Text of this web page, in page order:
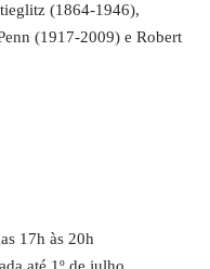
(1864-1946),
(1917-2009) e Robert
17h às 20h